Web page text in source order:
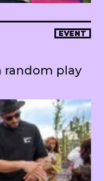
EVENT
random play